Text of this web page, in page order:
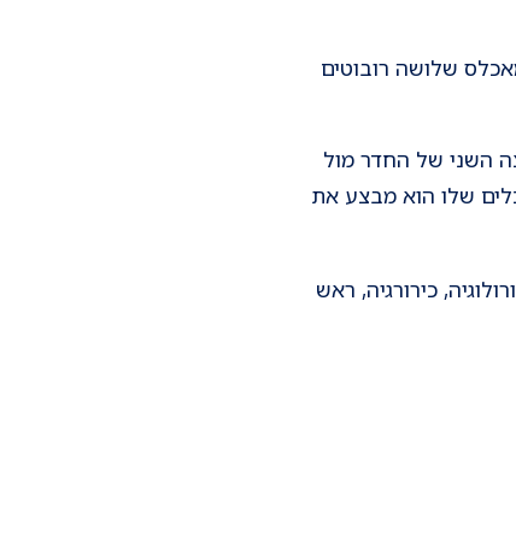
שלושה רובוטים
השני של החדר מול
שלו הוא מבצע את
כירורגיה, ראש